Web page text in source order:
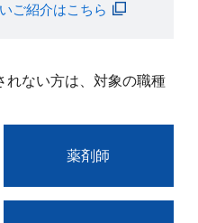
ご紹介はこちら
れない方は、対象の職種
薬剤師